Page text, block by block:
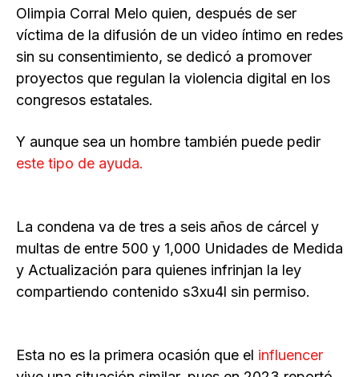
Olimpia Corral Melo quien, después de ser
víctima de la difusión de un video íntimo en redes
sin su consentimiento, se dedicó a promover
proyectos que regulan la violencia digital en los
congresos estatales.
Y aunque sea un hombre también puede pedir
este tipo de ayuda.
La condena va de tres a seis años de cárcel y
multas de entre 500 y 1,000 Unidades de Medida
y Actualización para quienes infrinjan la ley
compartiendo contenido s3xu4l sin permiso.
Esta no es la primera ocasión que el influencer